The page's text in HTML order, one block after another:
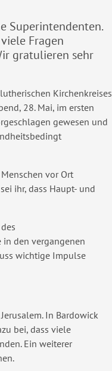
Superintendenten.
Fragen
gratulieren sehr
Kirchenkreises
28. Mai, im ersten
gewesen und
vor Ort
ihr, dass Haupt- und
in den vergangenen
wichtige Impulse
In Bardowick
bei, dass viele
Ein weiterer